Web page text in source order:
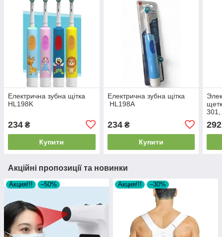
Електрична зубна щітка
HL198K
234 ₴
Купити
Електрична зубна щітка
HL198A
234₴
Купити
Акційні пропозиції та новинки
Акция!!! –50% Акция!!! –30%